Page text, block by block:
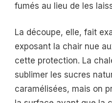
fumés au lieu de les
La découpe, elle, fait
exposant la chair nue
cette protection. La
sublimer les sucres
caramélisées, mais on